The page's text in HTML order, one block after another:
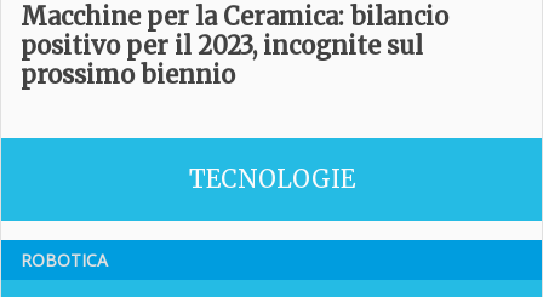
Macchine per la Ceramica: bilancio
positivo per il 2023, incognite sul
prossimo biennio
TECNOLOGIE
ROBOTICA